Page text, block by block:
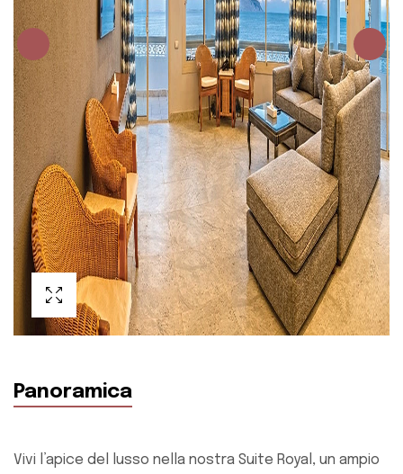
Panoramica
Vivi l’apice del lusso nella nostra Suite Royal, un ampio